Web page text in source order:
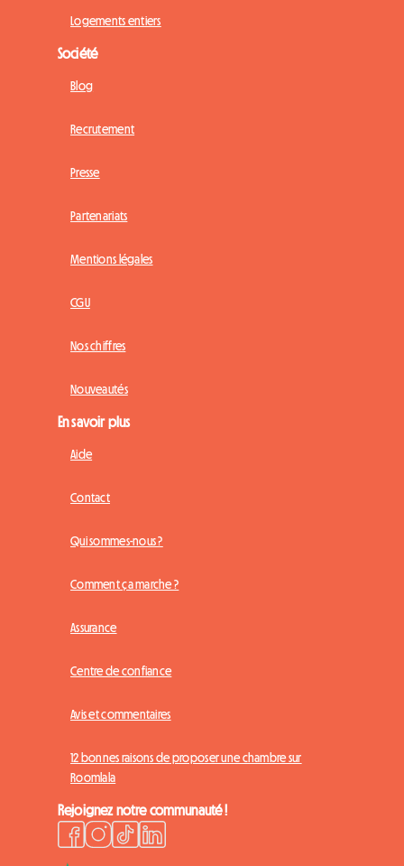
Logements entiers
Société
Blog
Recrutement
Presse
Partenariats
Mentions légales
CGU
Nos chiffres
Nouveautés
En savoir plus
Aide
Contact
Qui sommes-nous ?
Comment ça marche ?
Assurance
Centre de confiance
Avis et commentaires
12 bonnes raisons de proposer une chambre sur
Roomlala
Rejoignez notre communauté !